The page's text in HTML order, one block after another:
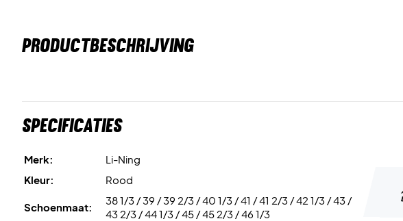
PRODUCTBESCHRIJVING
Specificaties
Merk:
Li-Ning
Kleur:
Rood
Schoenmaat:
38 1/3 / 39 / 39 2/3 / 40 1/3 / 41 / 41 2/3 / 42 1/3 / 43 /
43 2/3 / 44 1/3 / 45 / 45 2/3 / 46 1/3